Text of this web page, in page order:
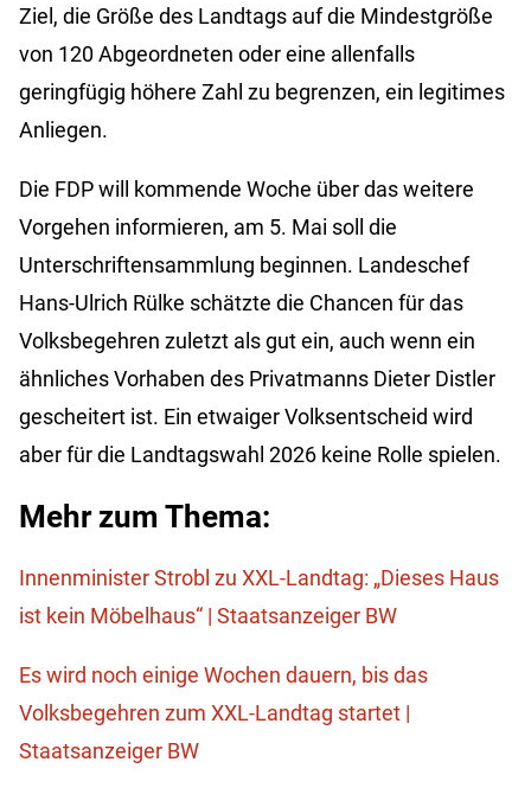
Ziel, die Größe des Landtags auf die Mindestgröße
von 120 Abgeordneten oder eine allenfalls
geringfügig höhere Zahl zu begrenzen, ein legitimes
Anliegen.
Die FDP will kommende Woche über das weitere
Vorgehen informieren, am 5. Mai soll die
Unterschriftensammlung beginnen. Landeschef
Hans-Ulrich Rülke schätzte die Chancen für das
Volksbegehren zuletzt als gut ein, auch wenn ein
ähnliches Vorhaben des Privatmanns Dieter Distler
gescheitert ist. Ein etwaiger Volksentscheid wird
aber für die Landtagswahl 2026 keine Rolle spielen.
Mehr zum Thema:
Innenminister Strobl zu XXL-Landtag: „Dieses Haus
ist kein Möbelhaus“ | Staatsanzeiger BW
Es wird noch einige Wochen dauern, bis das
Volksbegehren zum XXL-Landtag startet |
Staatsanzeiger BW